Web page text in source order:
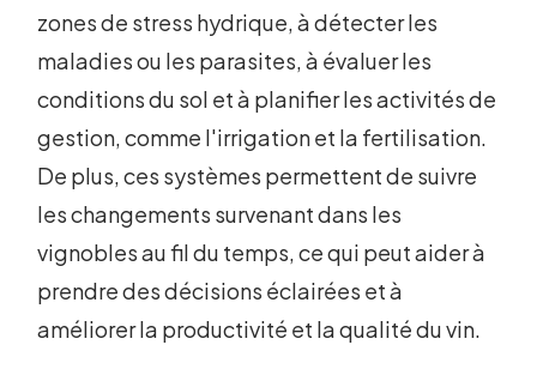
zones de stress hydrique, à détecter les
maladies ou les parasites, à évaluer les
conditions du sol et à planifier les activités de
gestion, comme l'irrigation et la fertilisation.
De plus, ces systèmes permettent de suivre
les changements survenant dans les
vignobles au fil du temps, ce qui peut aider à
prendre des décisions éclairées et à
améliorer la productivité et la qualité du vin.